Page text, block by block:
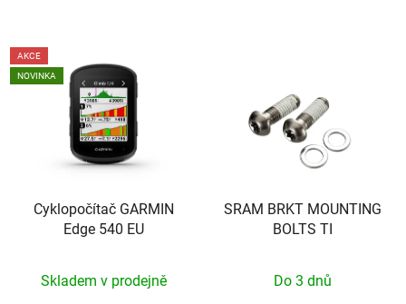
AKCE
NOVINKA
Cyklopočítač GARMIN
Edge 540 EU
Skladem v prodejně
SRAM BRKT MOUNTING
BOLTS TI
Do 3 dnů